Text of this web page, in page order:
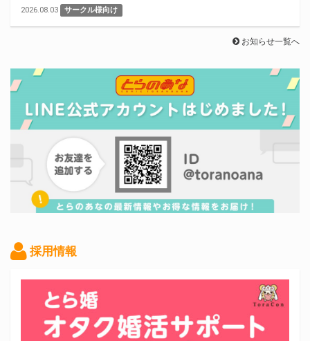
2026.08.03 サークル様向け
お知らせ一覧へ
採用情報